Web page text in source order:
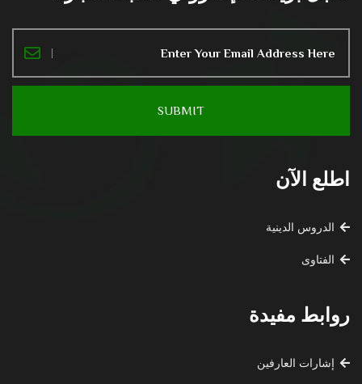
اطلع الآن
الدروس الدينية
الفتاوى
روابط مفيدة
إشارات العارفين